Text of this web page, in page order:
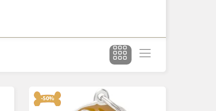
-50%